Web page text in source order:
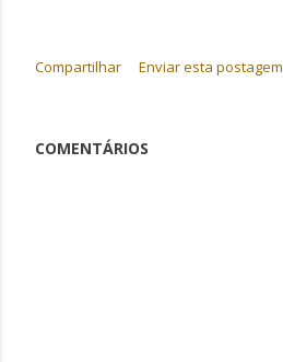
Compartilhar Enviar esta postagem
COMENTÁRIOS